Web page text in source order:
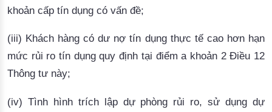
khoản cấp tín dụng có vấn đề;
(iii) Khách hàng có dư nợ tín dụng thực tế cao hơn hạn
mức rủi ro tín dụng quy định tại điểm a khoản 2 Điều 12
Thông tư này;
(iv) Tình hình trích lập dự phòng rủi ro, sử dụng dự